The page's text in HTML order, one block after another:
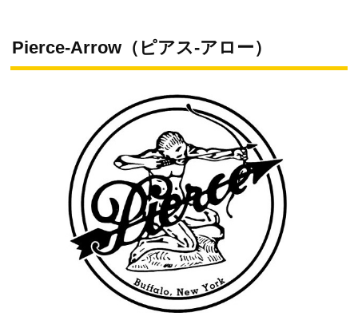
Pierce-Arrow（ピアス‐アロー）